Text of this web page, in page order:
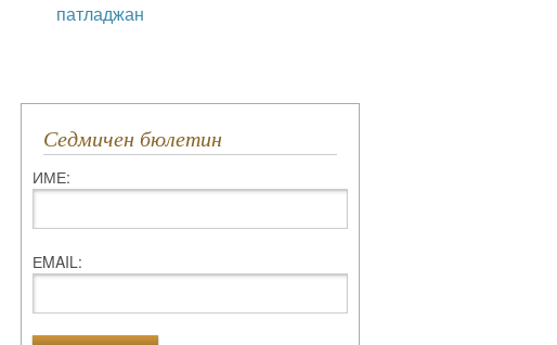
патладжан
Седмичен бюлетин
ИМЕ:
ЕMAIL: